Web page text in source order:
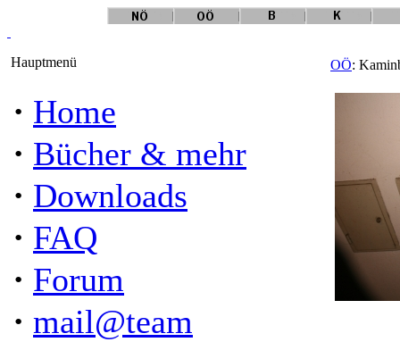
Hauptmenü
· Home
· Bücher & mehr
· Downloads
· FAQ
· Forum
· mail@team
OÖ: